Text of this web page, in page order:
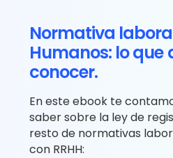
Normativa
Humanos: lo que
conocer.
En este ebook te
saber sobre la ley de
resto de normativas
con RRHH: